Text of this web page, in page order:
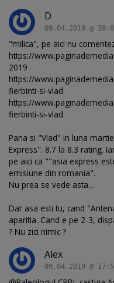
D
09.04.2019 @
"milica", pe aici nu
https://
2019
https://
fierbinti-si-vlad
https://
fierbinti-si-vlad
Pana si "Vlad" in luna
Express". 8.7 la 8.3 rating.
pe aici ca ""asia express
emisiune din romania".
Nu prea se vede asta...
Dar asa esti tu, cand
aparitia. Cand e pe 2-3,
? Nu zici nimic ?
Alex
09.04.2019 @